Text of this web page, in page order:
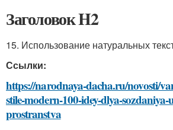
Заголовок H2
15. Использование натуральных
Ссылки:
https://narodnaya-dacha.ru/novosti/
stile-modern-100-idey-dlya-
prostranstva